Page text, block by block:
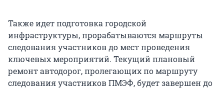
Также идет подготовка городской
инфраструктуры, прорабатываются маршруты
следования участников до мест проведения
ключевых мероприятий. Текущий плановый
ремонт автодорог, пролегающих по маршруту
следования участников ПМЭФ, будет завершен до